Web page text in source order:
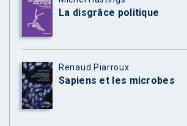
La disgrâce politique
Renaud Piarroux
Sapiens et les microbes